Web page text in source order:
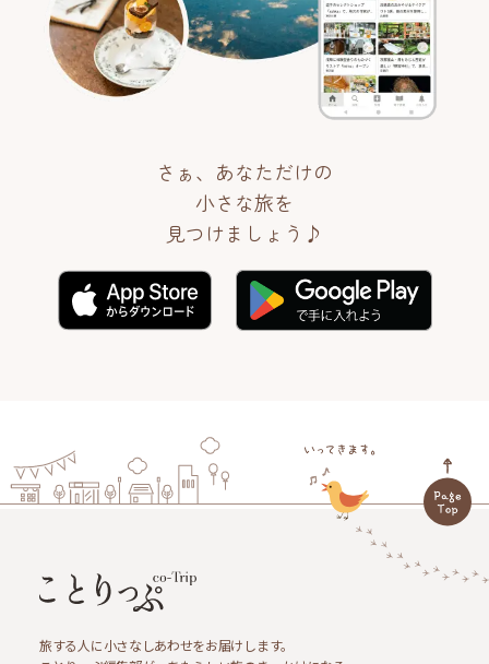
さぁ、あなただけの
小さな旅を
見つけましょう♪
旅する人に小さなしあわせをお届けします。